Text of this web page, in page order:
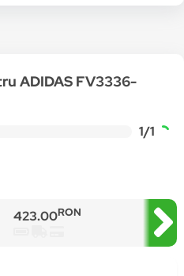
ADIDAS FV3336-
1/1
423.00RON